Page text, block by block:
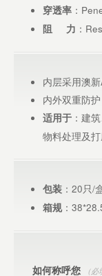
穿透率 ：
阻 力 ：
内层采用澳
内外双重防护
适用于 ：建
物料处理及
包装 ：20只/
箱规：
如何称呼您 （必